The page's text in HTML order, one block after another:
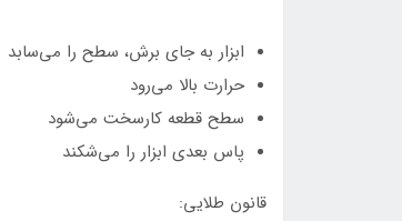
ابزار به جای برش، سطح را می‌سابد
حرارت بالا می‌رود
سطح قطعه کارسخت می‌شود
پاس بعدی ابزار را می‌شکند
قانون طلایی: